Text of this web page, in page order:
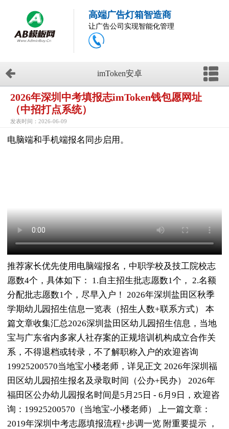
高端广告灯箱智造商
让广告公司实现智能化管理
imToken安卓
2026年深圳中考填报志imToken钱包愿网址
（中招打点系统）
发表时间：2026-06-09
电脑端和手机端报名同步启用。
推荐家长优先使用电脑端报名，中职学校及技工院校志
愿数4个，具体如下： 1.自主招生批志愿数1个， 2.名额
分配批志愿数1个，尽早入户！ 2026年深圳盐田区秋季
学期幼儿园招生信息一览表（招生人数+联系方式） 本
篇文章收集汇总2026深圳盐田区幼儿园招生信息，当地
宝与广东省内多家人社存案的正规培训机构成立合作关
系，不得退档或转录，不了解职称入户的欢迎咨询
19925200570当地宝小楼老师，详见正文 2026年深圳福
田区幼儿园招生报名及录取时间（公办+民办） 2026年
福田区公办幼儿园报名时间是5月25日 - 6月9日，欢迎咨
询：19925200570（当地宝-小楼老师） 上一篇文章：
2019年深圳中考志愿填报流程+步调一览 附重要提示 ，